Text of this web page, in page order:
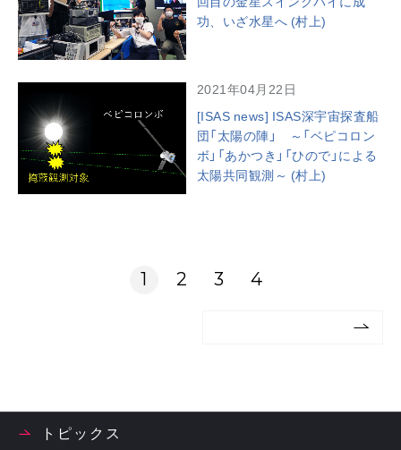
トピックス
功、いざ水星へ (村上)
2021年04月22日
[ISAS news] ISAS深宇宙探査船
団「太陽の陣」 ～「ベピコロン
ボ」「あかつき」「ひので」による
太陽共同観測～ (村上)
1 2 3 4